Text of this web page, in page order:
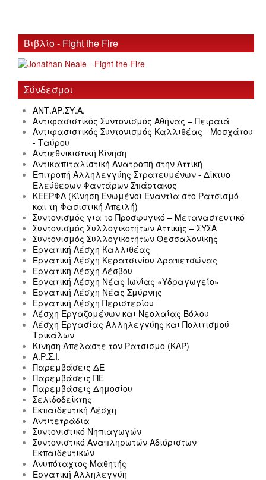
Βιβλίο - Fight the Fire
Σύνδεσμοι
ΑΝΤ.ΑΡ.ΣΥ.Α.
Αντιφασιστικός Συντονισμός Αθήνας – Πειραιά
Αντιφασιστικός Συντονισμός Καλλιθέας - Μοσχάτου
- Ταύρου
Αντιεθνικιστική Κίνηση
Αντικαπιταλιστική Ανατροπή στην Αττική
Επιτροπή Αλληλεγγύης Στρατευμένων - Δίκτυο
Ελεύθερων Φαντάρων Σπάρτακος
ΚΕΕΡΦΑ (Κίνηση Ενωμένοι Εναντία στο Ρατσισμό
και τη Φασιστική Απειλή)
Συντονισμός για το Προσφυγικό – Μεταναστευτικό
Συντονισμός Συλλογικοτήτων Αττικής – ΣΥΣΑ
Συντονισμός Συλλογικοτήτων Θεσσαλονίκης
Εργατική Λέσχη Καλλιθέας
Εργατική Λέσχη Κερατσινίου Δραπετσώνας
Εργατική Λέσχη Λέσβου
Εργατική Λέσχη Νέας Ιωνίας «Υδραγωγείο»
Εργατική Λέσχη Νέας Σμύρνης
Εργατική Λέσχη Περιστερίου
Λέσχη Εργαζομένων και Νεολαίας Βόλου
Λέσχη Εργασίας Αλληλεγγύης και Πολιτισμού
Τρικάλων
Κινηση Απελαστε τον Ρατσισμο (ΚΑΡ)
Α.Ρ.Σ.Ι.
Παρεμβάσεις ΔΕ
Παρεμβάσεις ΠΕ
Παρεμβάσεις Δημοσίου
Σελιδοδείκτης
Εκπαιδευτική Λέσχη
Αντιτετράδια
Συντονιστικό Νηπιαγωγών
Συντονιστικό Αναπληρωτών Αδιόριστων
Εκπαιδευτικών
Ανυπόταχτος Μαθητής
Εργατική Αλληλεγγύη